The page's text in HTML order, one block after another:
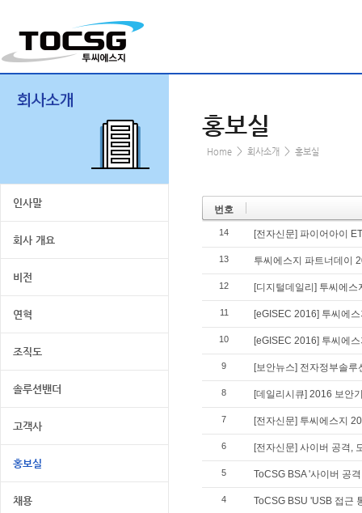
인사말
회사 개요
비전
연혁
조직도
솔루션밴더
고객사
홍보실
채용
홍보실
Home > 회사소개 > 홍보실
번호
14 [전자신문] 파이어아이
13 투씨에스지 파트너데이
12 [디지털데일리] 투씨에
11 [eGISEC 2016] 투씨에
10 [eGISEC 2016] 투씨에
9 [보안뉴스] 전자정부솔
8 [데일리시큐] 2016 보안
7 [전자신문] 투씨에스지
6 [전자신문] 사이버 공격,
5 ToCSG BSA '사이버 공
4 ToCSG BSU 'USB 접근